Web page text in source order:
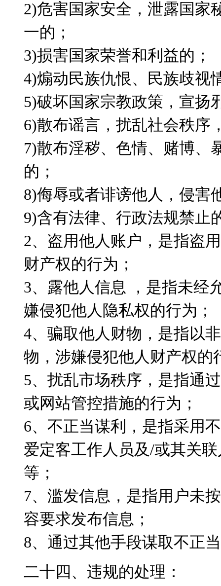
2)危害国家安全，泄露国家
一的；
3)损害国家荣誉和利益的；
4)煽动民族仇恨、民族歧视
5)破坏国家宗教政策，宣扬
6)散布谣言，扰乱社会秩序
7)散布淫秽、色情、赌博、
的；
8)侮辱或者诽谤他人，侵害
9)含有法律、行政法规禁止
2、盗用他人账户，是指盗
财产权的行为；
3、露他人信息 ，是指未经
嫌侵犯他人隐私权的行为；
4、骗取他人财物，是指以
物，涉嫌侵犯他人财产权的
5、扰乱市场秩序，是指通
或网站管控措施的行为；
6、不正当谋利，是指采用
爱定客工作人员及/或其关
等；
7、滥发信息，是指用户未
容要求发布信息；
8、通过其他手段谋取不正
二十四、违规的处理：